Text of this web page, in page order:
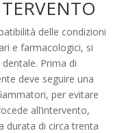
delle condizioni
e farmacologici, si
Prima di
deve seguire una
per evitare
all’intervento,
durata di circa trenta